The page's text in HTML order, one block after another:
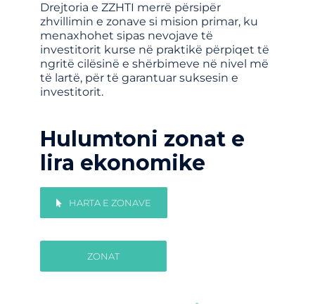
Drejtoria e ZZHTI merrë përsipër
zhvillimin e zonave si mision primar, ku
menaxhohet sipas nevojave të
investitorit kurse në praktikë përpiqet të
ngritë cilësinë e shërbimeve në nivel më
të lartë, për të garantuar suksesin e
investitorit.
Hulumtoni zonat e
lira ekonomike
HARTA E ZONAVE
ZONAT